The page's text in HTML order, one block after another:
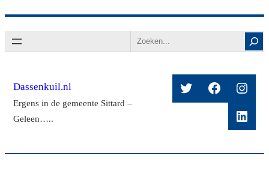
naar
Search
Dassenkuil.nl
Ergens in de gemeente Sittard –
Geleen…..
TwitterFacebook